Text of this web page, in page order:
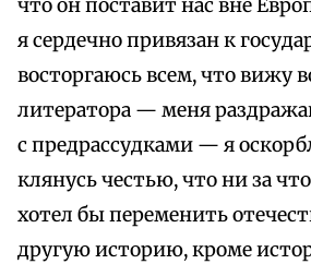
что он поставит нас вне
я сердечно привязан к
восторгаюсь всем, что вижу
литератора — меня
с предрассудками — я
клянусь честью, что ни за
хотел бы переменить
другую историю, кроме